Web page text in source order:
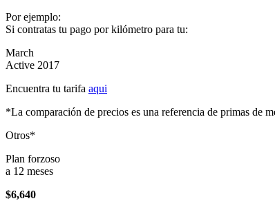
Por ejemplo:
Si contratas tu pago por kilómetro para tu:
March
Active 2017
Encuentra tu tarifa aqui
*La comparación de precios es una referencia de primas de
Otros*
Plan forzoso
a 12 meses
$6,640